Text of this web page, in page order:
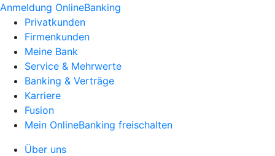
Anmeldung OnlineBanking
Privatkunden
Firmenkunden
Meine Bank
Service & Mehrwerte
Banking & Verträge
Karriere
Fusion
Mein OnlineBanking freischalten
Über uns